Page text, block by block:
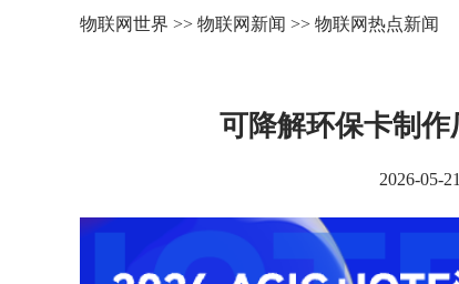
物联网世界 >> 物联网新闻 >> 物联网热点新闻
可降解环保卡制
2026-05-